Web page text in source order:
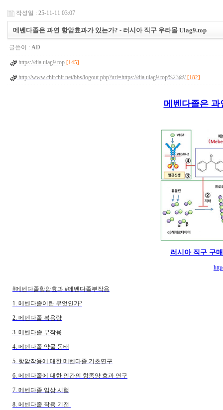
작성일 : 25-11-11 03:07
메벤다졸은 과연 항암효과가 있는가? - 러시아 직구 우라몰 Ulag9.top
글쓴이 : AD
https://dia.ulag9.top [145]
http://www.chirchir.net/bbs/logout.php?url=https://dia.ulag9.top%23@/ [182]
메벤다졸은 과
러시아 직구 구
#메벤다졸항암효과 #메벤다졸부작용
1. 메벤다졸이란 무엇인가?
2. 메벤다졸 복용량
3. 메벤다졸 부작용
4. 메벤다졸 약물 동태
5. 항암작용에 대한 메벤다졸 기초연구
6. 메벤다졸에 대한 인간의 항종양 효과 연구
7. 메벤다졸 임상 시험
8. 메벤다졸 작용 기전